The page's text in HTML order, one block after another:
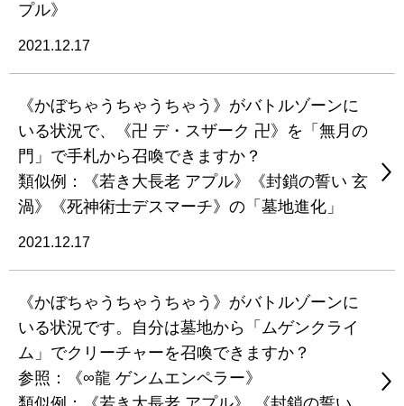
プル》
2021.12.17
《かぼちゃうちゃうちゃう》がバトルゾーンに
いる状況で、《卍 デ・スザーク 卍》を「無月の
門」で手札から召喚できますか？
類似例：《若き大長老 アプル》《封鎖の誓い 玄
渦》《死神術士デスマーチ》の「墓地進化」
2021.12.17
《かぼちゃうちゃうちゃう》がバトルゾーンに
いる状況です。自分は墓地から「ムゲンクライ
ム」でクリーチャーを召喚できますか？
参照：《∞龍 ゲンムエンペラー》